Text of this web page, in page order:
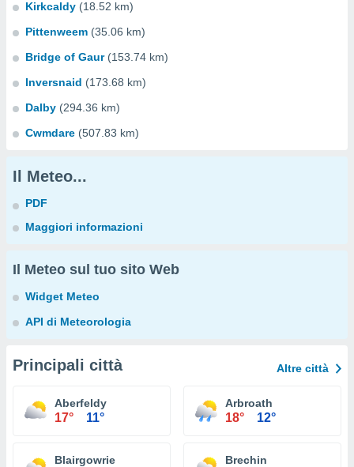
Kirkcaldy (18.52 km)
Pittenweem (35.06 km)
Bridge of Gaur (153.74 km)
Inversnaid (173.68 km)
Dalby (294.36 km)
Cwmdare (507.83 km)
Il Meteo...
PDF
Maggiori informazioni
Il Meteo sul tuo sito Web
Widget Meteo
API di Meteorologia
Principali città Altre città
Aberfeldy
17° 11°
Arbroath
18° 12°
Blairgowrie Brechin